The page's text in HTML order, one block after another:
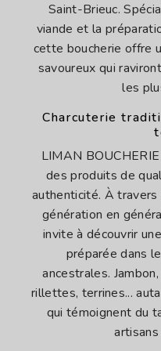
Saint-Brieuc.
viande et la
cette boucherie offre
savoureux qui
les
Charcuterie
LIMAN
des produits de
authenticité. À
génération en
invite à découvrir
préparée dans
ancestrales.
rillettes, terrines...
qui témoignent du